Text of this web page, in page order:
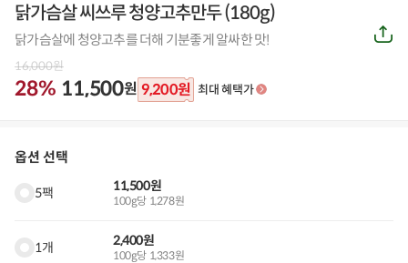
닭가슴살 씨쓰루 청양고추만두 (180g)
닭가슴살에 청양고추를 더해 기분좋게 알싸한 맛!
16,000원
28% 11,500원 9,200원 최대 혜택가
공
유
옵션 선택
5팩 11,500원
100g당 1,278원
1개 2,400원
100g당 1,333원